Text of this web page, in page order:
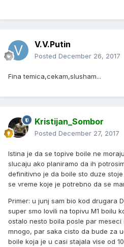
V.V.Putin
Posted December 26, 2017
Fina temica,cekam,slusham...
Kristijan_Sombor
Posted December 27, 2017
Istina je da se topive boile ne
slucaju ako planiramo da ih
definitivno je da boile sto duze
se vreme koje je potrebno da se
Primer: u junj sam bio kod drugara
super smo lovili na topivu M1 boilu
ostalo nesto boila posle par
mnogo, par saka cisto da bude za
boile koja je u casi stajala vise od